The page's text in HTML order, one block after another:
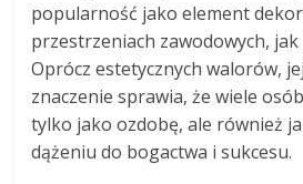
popularność jako element
przestrzeniach zawodowych,
Oprócz estetycznych walorów,
znaczenie sprawia, że wiele
tylko jako ozdobę, ale również
dążeniu do bogactwa i sukcesu.